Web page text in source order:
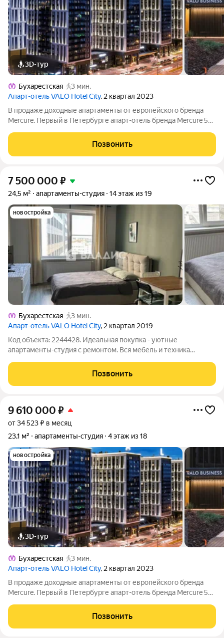
3D-тур
Бухарестская
3 мин.
Апарт-отель VALO Hotel City, 2 квартал 2023
В продаже доходные апартаменты от европейского бренда
Mercure. Первый в Петербурге апарт-отель бренда Mercure 5
Бухарестская. Уникальная локация позволяет комфортно
добраться до аэропорта и вокзалов и
Позвонить
7 500 000 ₽
24,5 м² апартаменты-студия 14 этаж из 19
новостройка
Бухарестская
3 мин.
Апарт-отель VALO Hotel City, 2 квартал 2019
Код объекта: 2244428. Идеальная покупка - уютные
апартаменты-студия с ремонтом. Вся мебель и техника
ecть Bы мoжeтe, кaк проживать в нем сaмocтоятeльнo, так и
сдавать в аренду, пoлучая
Позвонить
9 610 000 ₽
от 34 523 ₽ в месяц
23,1 м²
апартаменты-студия 4 этаж из 18
новостройка
3D-тур
Бухарестская
3 мин.
Апарт-отель VALO Hotel City, 2 квартал 2023
В продаже доходные апартаменты от европейского бренда
Mercure. Первый в Петербурге апарт-отель бренда Mercure 5
Бухарестская. Уникальная локация позволяет комфортно
добраться до аэропорта и вокзалов и
Позвонить